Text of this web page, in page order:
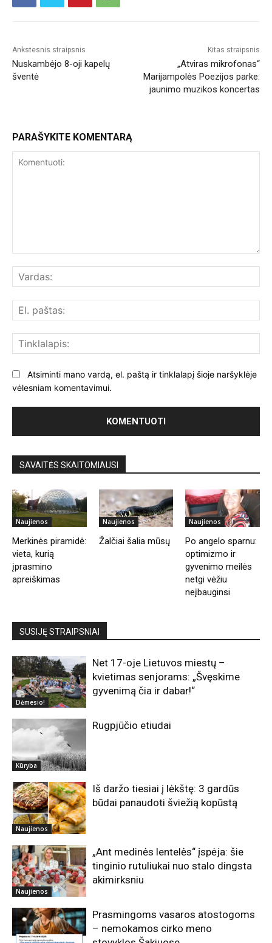
Ankstesnis straipsnis
Nuskambėjo 8-oji kapelų
šventė
Kitas straipsnis
„Atviras mikrofonas“
Marijampolės Poezijos parke:
jaunimo muzikos koncertas
PARAŠYKITE KOMENTARĄ
Atsiminti mano vardą, el. paštą ir tinklalapį šioje naršyklėje
vėlesniam komentavimui.
SAVAITĖS SKAITOMIAUSI
Naujienos
Merkinės piramidė:
vieta, kurią
įprasmino
apreiškimas
Naujienos
Žalčiai šalia mūsų
Naujienos
Po angelo sparnu:
optimizmo ir
gyvenimo meilės
netgi vėžiu
neįbauginsi
SUSIJĘ STRAIPSNIAI
Dėmesio!
Net 17-oje Lietuvos miestų –
kvietimas senjorams: „Švęskime
gyvenimą čia ir dabar!“
Kūryba
Rugpjūčio etiudai
Naujienos
Iš daržo tiesiai į lėkštę: 3 gardūs
būdai panaudoti šviežią kopūstą
Naujienos
„Ant medinės lentelės“ įspėja: šie
tinginio rutuliukai nuo stalo dingsta
akimirksniu
Prasmingoms vasaros atostogoms
– nemokamos cirko meno